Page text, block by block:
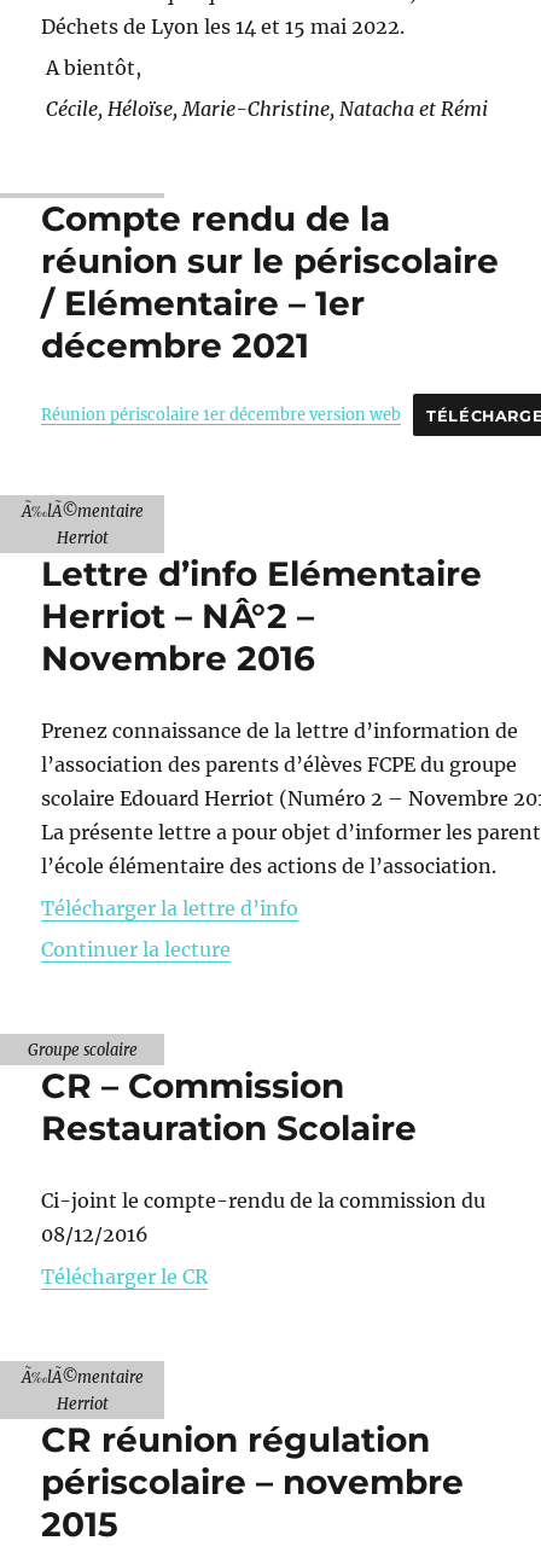
Déchets de Lyon les 14 et 15 mai 2022.
A bientôt,
Cécile, Héloïse, Marie-Christine, Natacha et Rémi
Compte rendu de la
réunion sur le périscolaire
/ Elémentaire – 1er
décembre 2021
Réunion périscolaire 1er décembre version web
Ã‰lÃ©mentaire
Herriot
Lettre d’info Elémentaire
Herriot – NÂ°2 –
Novembre 2016
Prenez connaissance de la lettre d’information de
l’association des parents d’élèves FCPE du groupe
scolaire Edouard Herriot (Numéro 2 – Novembre
La présente lettre a pour objet d’informer les
l’école élémentaire des actions de l’association.
Télécharger la lettre d’info
Continuer la lecture
Groupe scolaire
CR – Commission
Restauration Scolaire
Ci-joint le compte-rendu de la commission du
08/12/2016
Télécharger le CR
Ã‰lÃ©mentaire
Herriot
CR réunion régulation
périscolaire – novembre
2015